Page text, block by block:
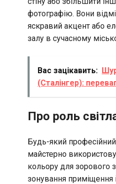
фотографію. Вони
яскравий акцент або
залу в сучасному
Вас зацікавить:
(Сталінгер):
Про роль
Будь-який
майстерно
кольору для зорового
зонування приміщення